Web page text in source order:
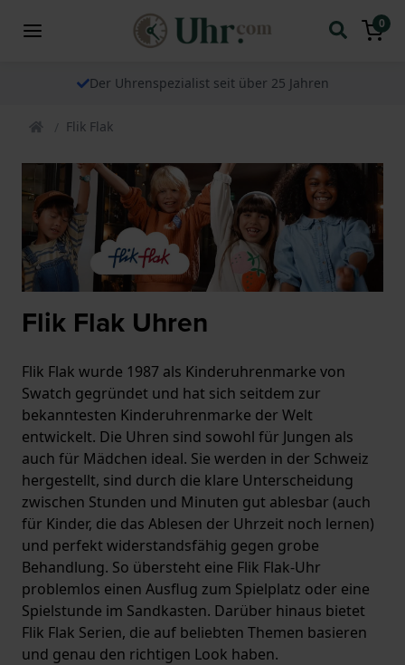
0
Der Uhrenspezialist seit über 25 Jahren
Flik Flak
Flik Flak Uhren
Flik Flak wurde 1987 als Kinderuhrenmarke von
Swatch gegründet und hat sich seitdem zur
bekanntesten Kinderuhrenmarke der Welt
entwickelt. Die Uhren sind sowohl für Jungen als
auch für Mädchen ideal. Sie werden in der Schweiz
hergestellt, sind durch die klare Unterscheidung
zwischen Stunden und Minuten gut ablesbar (auch
für Kinder, die das Ablesen der Uhrzeit noch lernen)
und perfekt widerstandsfähig gegen grobe
Behandlung. So übersteht eine Flik Flak-Uhr
problemlos einen Ausflug zum Spielplatz oder eine
Spielstunde im Sandkasten. Darüber hinaus bietet
Flik Flak Serien, die auf beliebten Themen basieren
und genau den richtigen Look haben.